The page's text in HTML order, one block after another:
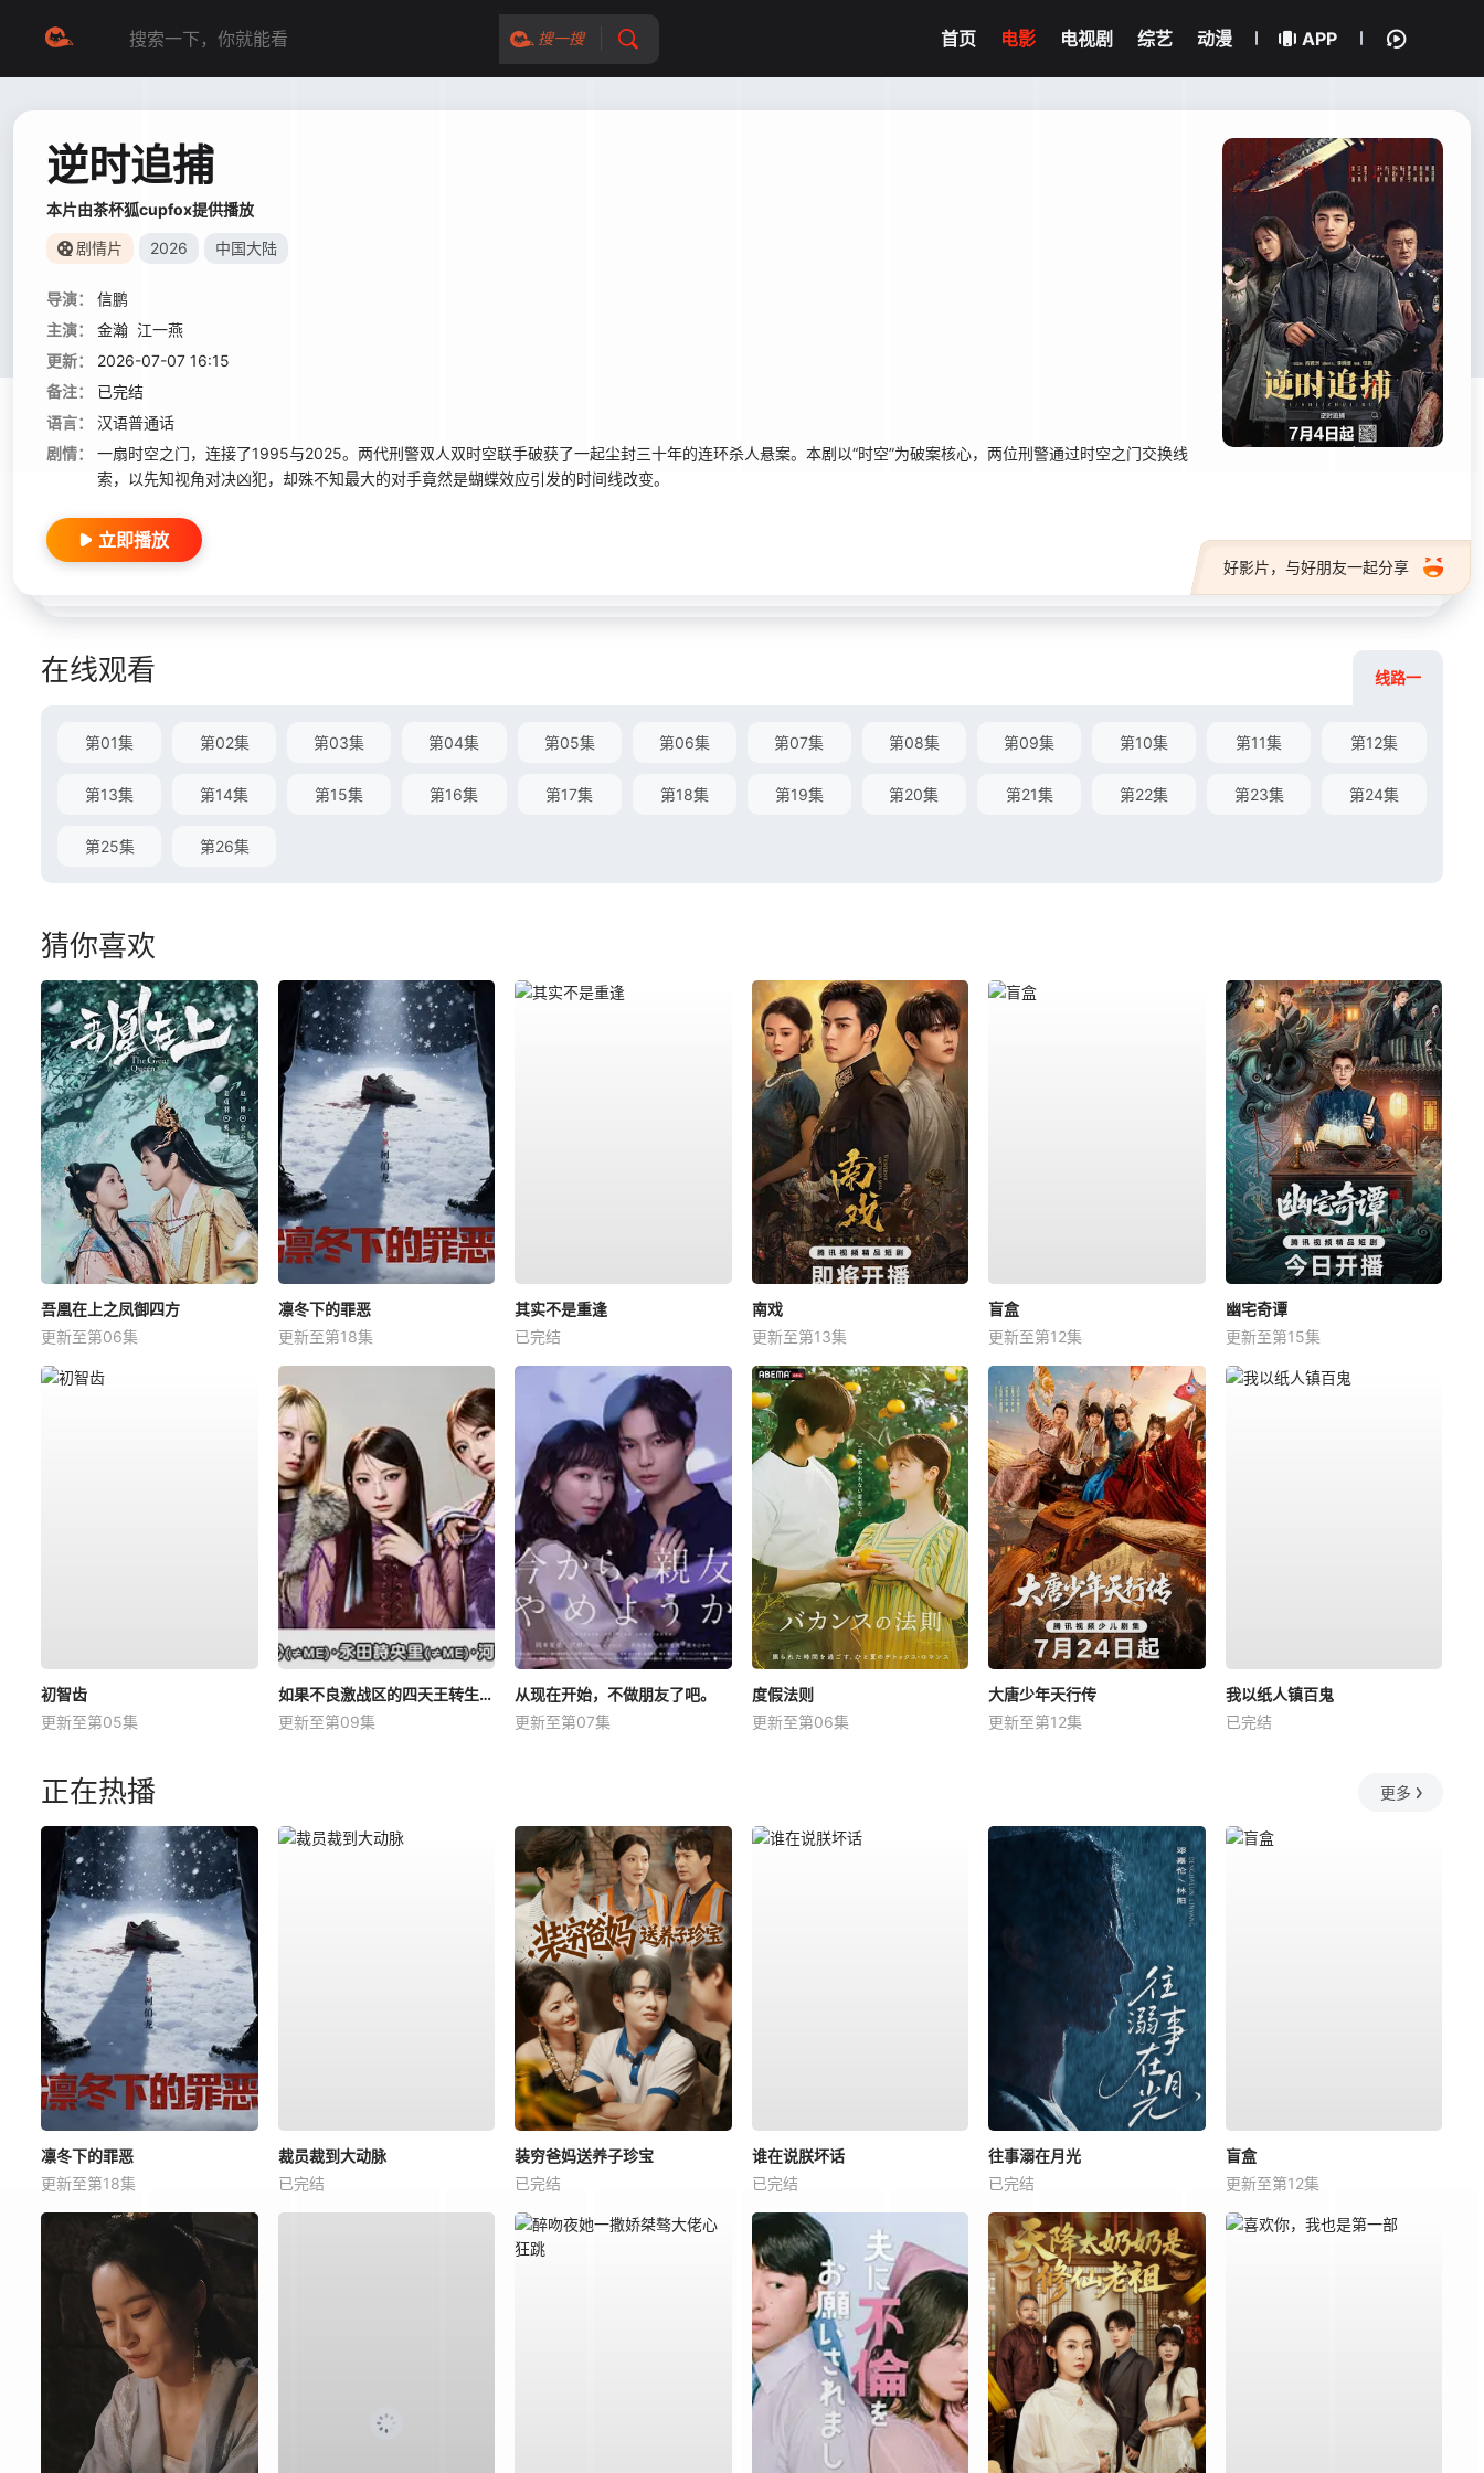
搜一搜 首页 电影 电视剧 综艺 动漫 APP
逆时追捕
本片由茶杯狐cupfox提供播放
剧情片 2026 中国大陆
导演：
信鹏
主演：
金瀚 江一燕
更新：
2026-07-07 16:15
备注：
已完结
语言：
汉语普通话
剧情：
一扇时空之门，连接了1995与2025。两代刑警双人双时空联手破获了一起尘封三十年的连环杀人悬案。本剧以“时空”为破案核心，两位刑警通过时空之门交换线
索，以先知视角对决凶犯，却殊不知最大的对手竟然是蝴蝶效应引发的时间线改变。
好影片，与好朋友一起分享
立即播放
在线观看 线路一
第01集 第02集 第03集 第04集 第05集 第06集 第07集 第08集 第09集 第10集 第11集 第12集
第13集 第14集 第15集 第16集 第17集 第18集 第19集 第20集 第21集 第22集 第23集 第24集
第25集 第26集
猜你喜欢
吾凰在上之凤御四方
更新至第06集
凛冬下的罪恶
更新至第18集
其实不是重逢
已完结
南戏
更新至第13集
盲盒
更新至第12集
幽宅奇谭
更新至第15集
初智齿
更新至第05集
如果不良激战区的四天王转生成了偶像团体？
更新至第09集
从现在开始，不做朋友了吧。
更新至第07集
度假法则
更新至第06集
大唐少年天行传
更新至第12集
我以纸人镇百鬼
已完结
正在热播 更多
凛冬下的罪恶
更新至第18集
裁员裁到大动脉
已完结
装穷爸妈送养子珍宝
已完结
谁在说朕坏话
已完结
往事溺在月光
已完结
盲盒
更新至第12集